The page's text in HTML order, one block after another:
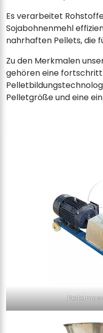
Es verarbeitet
Sojabohnenmehl
nahrhaften Pellets, die
Zu den Merkmalen
gehören eine
Pelletgröße und eine